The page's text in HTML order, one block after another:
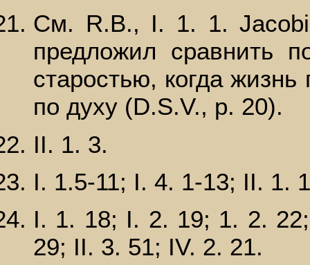
Cм. R.В., I. 1. 1.
предложил сравнить
старостью, когда
по духу (D.S.V., р. 20).
II. 1. 3.
I. 1.5-11; I. 4. 1-13; II. 1.
I. 1. 18; I. 2. 19; 1. 2.
29; II. 3. 51; IV. 2. 21.